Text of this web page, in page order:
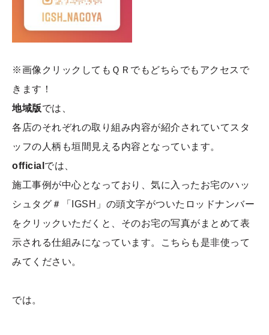
※画像クリックしてもＱＲでもどちらでもアクセスで
きます！
地域版では、
各店のそれぞれの取り組み内容が紹介されていてスタ
ッフの人柄も垣間見える内容となっています。
official では、
施工事例が中心となっており、気に入ったお宅のハッ
シュタグ＃「IGSH」の頭文字がついたロッドナンバー
をクリックいただくと、そのお宅の写真がまとめて表
示される仕組みになっています。こちらも是非使って
みてください。
では。